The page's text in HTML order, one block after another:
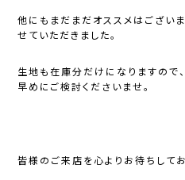
他にもまだまだオススメはござい
せていただきました。
生地も在庫分だけになりますので
早めにご検討くださいませ。
皆様のご来店を心よりお待ちしてお